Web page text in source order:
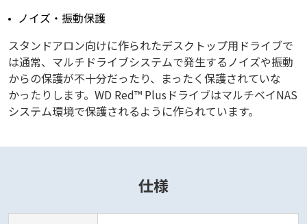
ノイズ・振動保護
スタンドアロン向けに作られたデスクトップ用ドライブで
は通常、マルチドライブシステムで発生するノイズや振動
からの保護が不十分だったり、まったく保護されていな
かったりします。WD Red™ PlusドライブはマルチベイNAS
システム環境で保護されるように作られています。
仕様